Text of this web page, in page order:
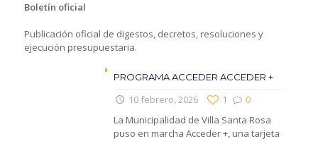
Boletín oficial
Publicación oficial de digestos, decretos, resoluciones y
ejecución presupuestaria.
PROGRAMA ACCEDER ACCEDER +
10 febrero, 2026 0
1
La Municipalidad de Villa Santa Rosa
puso en marcha Acceder +, una tarjeta